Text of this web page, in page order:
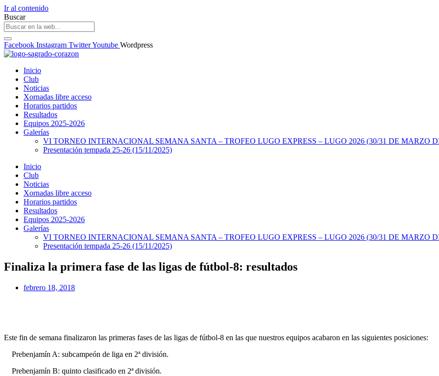
Ir al contenido
Buscar
Facebook Instagram TwitterYoutube Wordpress
Inicio
Club
Noticias
Xornadas libre acceso
Horarios partidos
Resultados
Equipos 2025-2026
Galerías
VI TORNEO INTERNACIONAL SEMANA SANTA – TROFEO LUGO EXPRESS – LUGO 2026 (30/31 DE MARZO
Presentación tempada 25-26 (15/11/2025)
Inicio
Club
Noticias
Xornadas libre acceso
Horarios partidos
Resultados
Equipos 2025-2026
Galerías
VI TORNEO INTERNACIONAL SEMANA SANTA – TROFEO LUGO EXPRESS – LUGO 2026 (30/31 DE MARZO
Presentación tempada 25-26 (15/11/2025)
Finaliza la primera fase de las ligas de fútbol-8: resultados
febrero 18, 2018
Este fin de semana finalizaron las primeras fases de las ligas de fútbol-8 en las que nuestros equipos acabaron en las siguientes posiciones:
Prebenjamín A: subcampeón de liga en 2ª división.
Prebenjamín B: quinto clasificado en 2ª división.